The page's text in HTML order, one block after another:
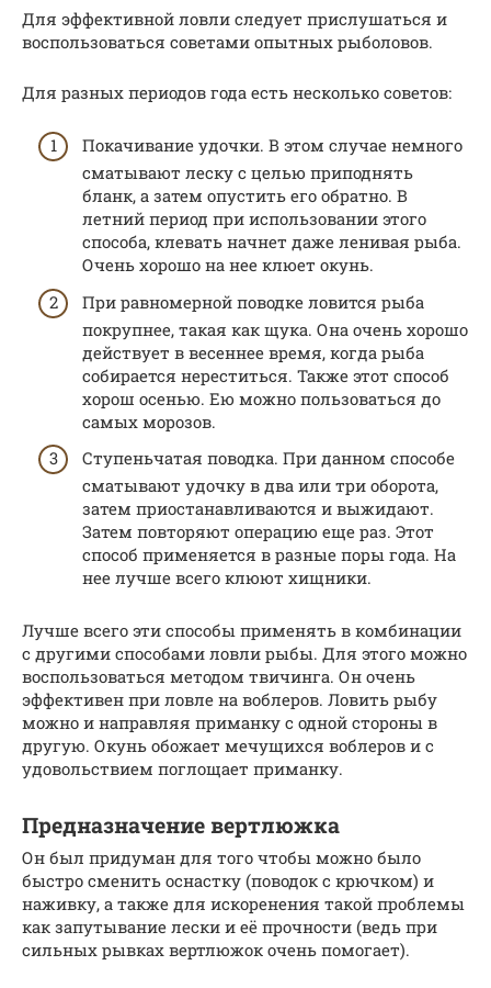
Для эффективной ловли следует прислушаться и
воспользоваться советами опытных рыболовов.
Для разных периодов года есть несколько советов:
Покачивание удочки. В этом случае немного
сматывают леску с целью приподнять
бланк, а затем опустить его обратно. В
летний период при использовании этого
способа, клевать начнет даже ленивая рыба.
Очень хорошо на нее клюет окунь.
При равномерной поводке ловится рыба
покрупнее, такая как щука. Она очень хорошо
действует в весеннее время, когда рыба
собирается нереститься. Также этот способ
хорош осенью. Ею можно пользоваться до
самых морозов.
Ступеньчатая поводка. При данном способе
сматывают удочку в два или три оборота,
затем приостанавливаются и выжидают.
Затем повторяют операцию еще раз. Этот
способ применяется в разные поры года. На
нее лучше всего клюют хищники.
Лучше всего эти способы применять в комбинации
с другими способами ловли рыбы. Для этого можно
воспользоваться методом твичинга. Он очень
эффективен при ловле на воблеров. Ловить рыбу
можно и направляя приманку с одной стороны в
другую. Окунь обожает мечущихся воблеров и с
удовольствием поглощает приманку.
Предназначение вертлюжка
Он был придуман для того чтобы можно было
быстро сменить оснастку (поводок с крючком) и
наживку, а также для искоренения такой проблемы
как запутывание лески и её прочности (ведь при
сильных рывках вертлюжок очень помогает).